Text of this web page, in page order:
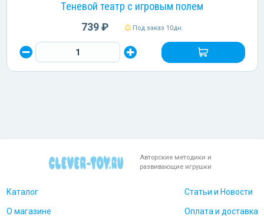
Теневой театр с игровым полем
739 ₽ Под заказ 10дн.
Авторские методики и
развивающие игрушки
Каталог
О магазине
Статьи и Новости
Оплата и доставка